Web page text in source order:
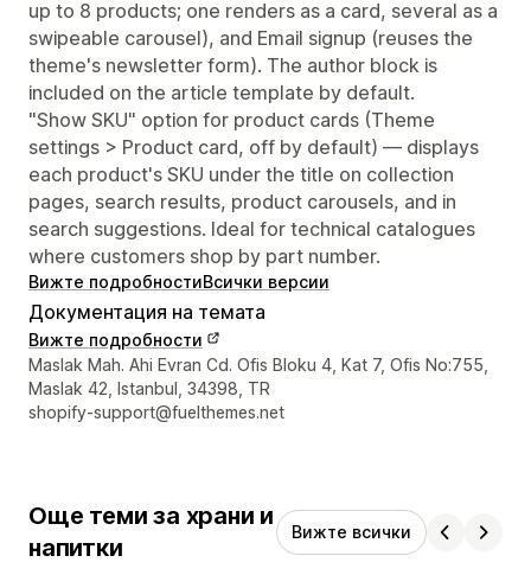
up to 8 products; one renders as a card, several as a
swipeable carousel), and Email signup (reuses the
theme's newsletter form). The author block is
included on the article template by default.
"Show SKU" option for product cards (Theme
settings > Product card, off by default) — displays
each product's SKU under the title on collection
pages, search results, product carousels, and in
search suggestions. Ideal for technical catalogues
where customers shop by part number.
Вижте подробностиВсички версии
Документация на темата
Вижте подробности
Данни за връзка с дизайнера
Maslak Mah. Ahi Evran Cd. Ofis Bloku 4, Kat 7, Ofis No:755,
Maslak 42, Istanbul, 34398, TR
shopify-support@fuelthemes.net
Още теми за храни и
напитки
Вижте всички